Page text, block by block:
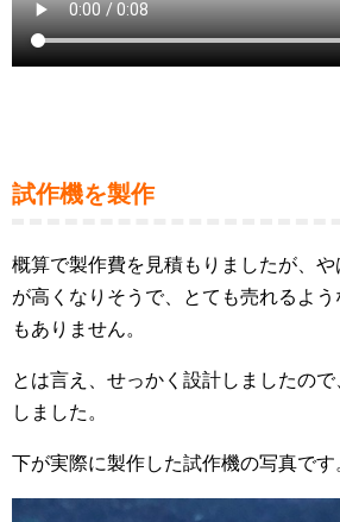
試作機を製作
概算で製作費を見積もりましたが、や
が高くなりそうで、とても売れるよう
もありません。
とは言え、せっかく設計しましたの
しました。
下が実際に製作した試作機の写真です